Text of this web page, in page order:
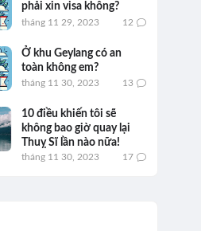
phải xin visa không?
tháng 11 29, 2023 12
Ở khu Geylang có an
toàn không em?
tháng 11 30, 2023 13
10 điều khiến tôi sẽ
không bao giờ quay lại
Thuỵ Sĩ lần nào nữa!
tháng 11 30, 2023 17